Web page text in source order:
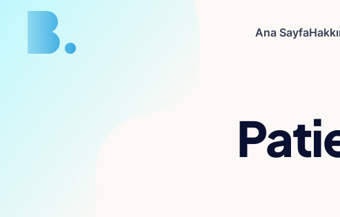
Ana Sayfa